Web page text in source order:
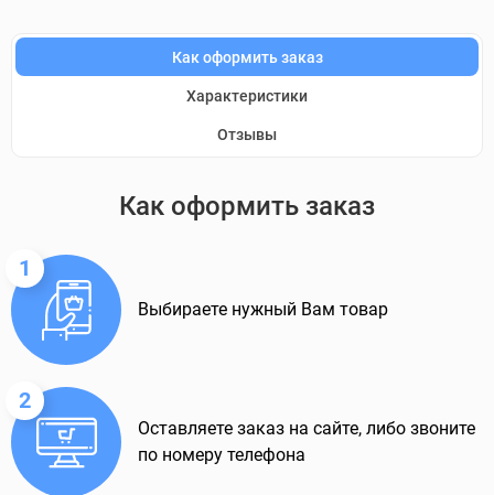
Как оформить заказ
Характеристики
Отзывы
Как оформить заказ
1
Выбираете нужный Вам товар
2
Оставляете заказ на сайте, либо звоните
по номеру телефона